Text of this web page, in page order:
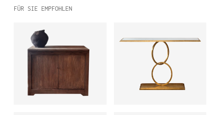
FÜR SIE EMPFOHLEN